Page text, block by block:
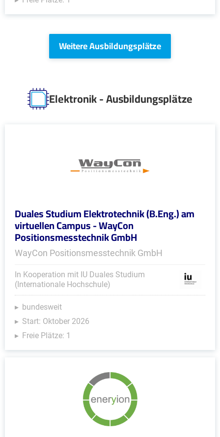
Weitere Ausbildungsplätze
Elektronik - Ausbildungsplätze
Duales Studium Elektrotechnik (B.Eng.) am
virtuellen Campus - WayCon
Positionsmesstechnik GmbH
WayCon Positionsmesstechnik GmbH
In Kooperation mit IU Duales Studium
(Internationale Hochschule)
bundesweit
Start: Oktober 2026
Freie Plätze: 1